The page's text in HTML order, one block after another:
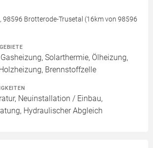
98596 Brotterode-Trusetal (16km von 98596
Solarthermie, Ölheizung,
Brennstoffzelle
Neuinstallation / Einbau,
Hydraulischer Abgleich